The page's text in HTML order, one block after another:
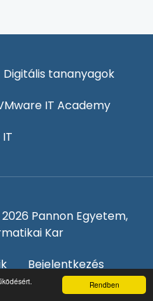
Rendben
Digitális tananyagok
IT Academy
Pannon Egyetem,
Kar
Bejelentkezés